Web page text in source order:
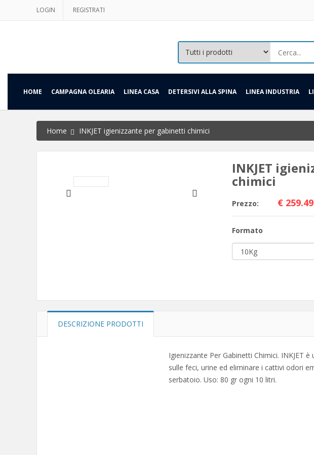
LOGIN REGISTRATI
HOME CAMPAGNA OLEARIA LINEA CASA DETERSIVI ALLA SPINA LINEA INDUSTRIA
Home INKJET igienizzante per gabinetti chimici
INKJET
chimici
Prezzo: € 259.49
Formato
DESCRIZIONE PRODOTTI
Igienizzante Per Gabinetti Chimici. INKJET
sulle feci, urine ed eliminare i cattivi odori
serbatoio. Uso: 80 gr ogni 10 litri.